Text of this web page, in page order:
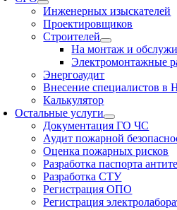
Инженерных изыскателей
Проектировщиков
Строителей
На монтаж и
Электромонтажные
Энергоаудит
Внесение специалистов в
Калькулятор
Остальные услуги
Документация ГО ЧС
Аудит пожарной
Оценка пожарных рисков
Разработка паспорта
Разработка СТУ
Регистрация ОПО
Регистрация